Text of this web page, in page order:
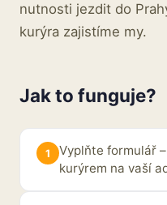
nutnosti jezdit do
kurýra zajistíme my.
Jak to funguje?
Vyplňte formulář
kurýrem na vaší